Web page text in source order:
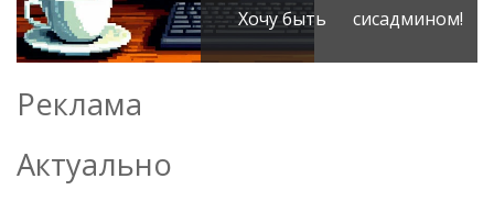
Хочу быть сисадмином!
Реклама
Актуально